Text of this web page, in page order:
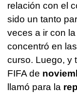
relación con el
sido un tanto
veces a ir con la
concentró en
curso. Luego, y
FIFA de
llamó para la